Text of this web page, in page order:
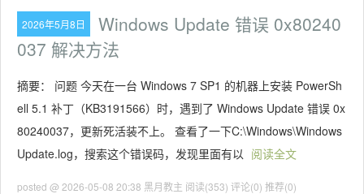
2026年5月8日
Windows Update 错误 0x80240
037 解决方法
摘要： 问题 今天在一台 Windows 7 SP1 的机器上安装 PowerSh
ell 5.1 补丁（KB3191566）时，遇到了 Windows Update 错误 0x
80240037，更新死活装不上。 查看了一下C:\Windows\Windows
Update.log，搜索这个错误码，发现里面有以 阅读全文
posted @ 2026-05-08 20:38 黑月教主 阅读(353) 评论(0) 推荐(0)